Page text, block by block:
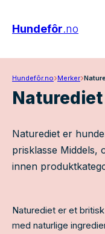
Hundefôr.no
Hundefôr.no›Merker›
Naturediet er
prisklasse Middels,
innen
Naturediet er et
med naturlige